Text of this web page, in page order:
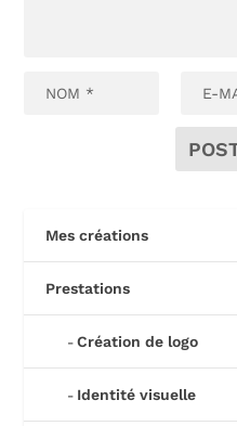
Mes créations
Prestations
Création de logo
Identité visuelle